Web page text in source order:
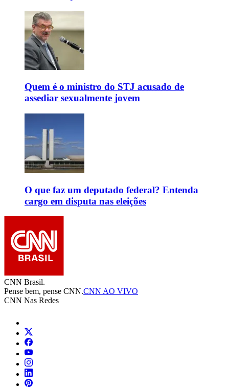
Quem é o ministro do STJ acusado de
assediar sexualmente jovem
O que faz um deputado federal? Entenda
cargo em disputa nas eleições
CNN Brasil.
Pense bem, pense CNN.CNN AO VIVO
CNN Nas Redes